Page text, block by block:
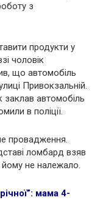
з
продукти у
чоловік
що автомобіль
Привокзальній.
автомобіль
в поліції.
провадження.
ломбард взяв
йому не належало.
мама 4-